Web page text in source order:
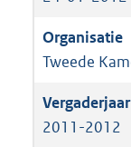
Tweede
2011-2012